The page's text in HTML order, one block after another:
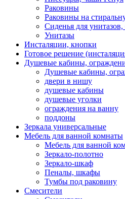
Раковины
Раковины на
Сиденья для унитазов,
Унитазы
Инсталяции, кнопки
Готовое решение
Душевые кабины,
Душевые кабины,
двери в нишу
душевые кабины
душевые уголки
ограждения на ванну
поддоны
Зеркала универсальные
Мебель для ванной комнаты
Мебель для ванной
Зеркало-полотно
Зеркало-шкаф
Пеналы, шкафы
Тумбы под раковину
Смесители